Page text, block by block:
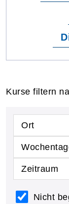
Kurse filtern
Ort
Zeitraum
Nicht